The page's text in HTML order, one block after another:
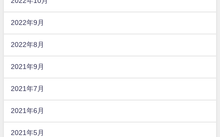
2022年9月
2022年8月
2021年9月
2021年7月
2021年6月
2021年5月